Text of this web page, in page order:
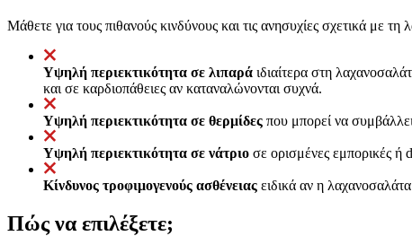
Μάθετε για τους πιθανούς κινδύνους και τις ανησυχίες σχετικά με τη
Υψηλή περιεκτικότητα σε λιπαρά ιδιαίτερα στη
και σε καρδιοπάθειες αν καταναλώνονται συχνά.
Υψηλή περιεκτικότητα σε θερμίδες που μπορεί να
Υψηλή περιεκτικότητα σε νάτριο σε ορισμένες εμπορικές ή
Κίνδυνος τροφιμογενούς ασθένειας ειδικά αν η
Πώς να επιλέξετε;